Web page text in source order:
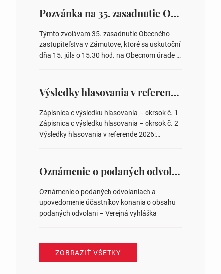
Pozvánka na 35. zasadnutie OZ v Zámutove
Týmto zvolávam 35. zasadnutie Obecného
zastupiteľstva v Zámutove, ktoré sa uskutoční
dňa 15. júla o 15.30 hod. na Obecnom úrade v
overovateľov zápisnice 3. Určenie volebných
obvodov pre voľby poslancov obecných
zastupiteľstiev, počtu poslancov obecných
zastupiteľstiev v nich 4. Schválenie odpredaja
obecného pozemku –…
Výsledky hlasovania v referende 2026
Zápisnica o výsledku hlasovania – okrsok č. 1
Zápisnica o výsledku hlasovania – okrsok č. 2
Výsledky hlasovania v referende 2026:
ysledky.html
Oznámenie o podaných odvolaniach a upovedomenie účastníkov konania o obsahu podaných odvolani – Verejná vyhláška
Oznámenie o podaných odvolaniach a
upovedomenie účastníkov konania o obsahu
podaných odvolani – Verejná vyhláška
ZOBRAZIŤ VŠETKY